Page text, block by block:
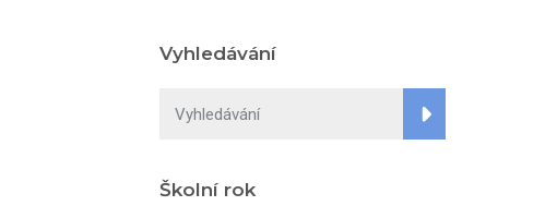
Vyhledávání
Školní rok